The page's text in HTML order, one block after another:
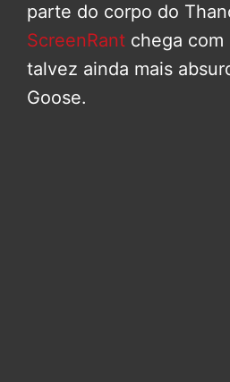
parte do corpo do
ScreenRant chega com
talvez ainda mais
Goose.